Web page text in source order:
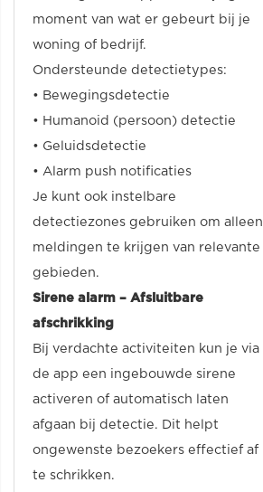
moment van wat er gebeurt bij je
woning of bedrijf.
Ondersteunde detectietypes:
• Bewegingsdetectie
• Humanoid (persoon) detectie
• Geluidsdetectie
• Alarm push notificaties
Je kunt ook instelbare
detectiezones gebruiken om alleen
meldingen te krijgen van relevante
gebieden.
Sirene alarm – Afsluitbare
afschrikking
Bij verdachte activiteiten kun je via
de app een ingebouwde sirene
activeren of automatisch laten
afgaan bij detectie. Dit helpt
ongewenste bezoekers effectief af
te schrikken.